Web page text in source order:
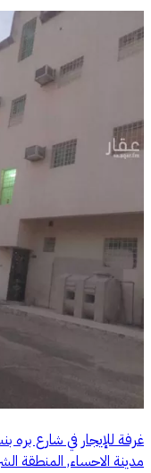
غرفة للإيجار في شارع بره
مدينة الاحساء, المنطقة